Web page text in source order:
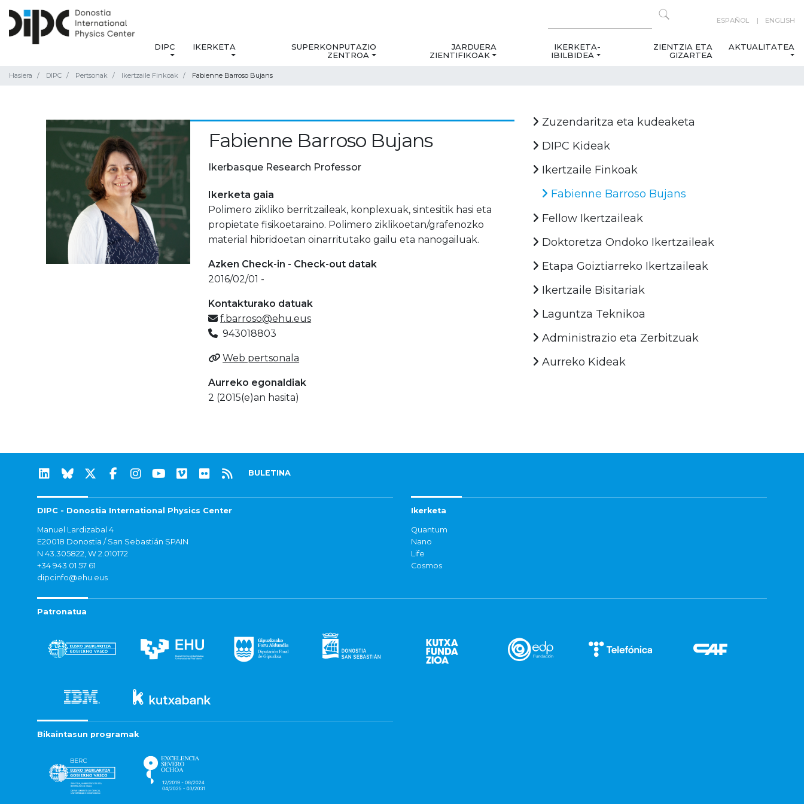
ESPAÑOL ENGLISH
DIPC IKERKETA
SUPERKONPUTAZIO
ZENTROA
JARDUERA
ZIENTIFIKOAK
IKERKETA-
IBILBIDEA
ZIENTZIA ETA
GIZARTEA
AKTUALITATEA
Hasiera DIPC Pertsonak Ikertzaile Finkoak Fabienne Barroso Bujans
Fabienne Barroso Bujans
Ikerbasque Research Professor
Ikerketa gaia
Polimero zikliko berritzaileak, konplexuak, sintesitik hasi eta
propietate fisikoetaraino. Polimero ziklikoetan/grafenozko
material hibridoetan oinarritutako gailu eta nanogailuak.
Azken Check-in - Check-out datak
2016/02/01 -
Kontakturako datuak
f.barroso@ehu.eus
943018803
Web pertsonala
Aurreko egonaldiak
2 (2015(e)an hasita)
Zuzendaritza eta kudeaketa
DIPC Kideak
Ikertzaile Finkoak
Fabienne Barroso Bujans
Fellow Ikertzaileak
Doktoretza Ondoko Ikertzaileak
Etapa Goiztiarreko Ikertzaileak
Ikertzaile Bisitariak
Laguntza Teknikoa
Administrazio eta Zerbitzuak
Aurreko Kideak
BULETINA
DIPC - Donostia International Physics Center
Manuel Lardizabal 4
E20018 Donostia / San Sebastián SPAIN
N 43.305822, W 2.010172
+34 943 01 57 61
dipcinfo@ehu.eus
Ikerketa
Quantum
Nano
Life
Cosmos
Patronatua
Bikaintasun programak